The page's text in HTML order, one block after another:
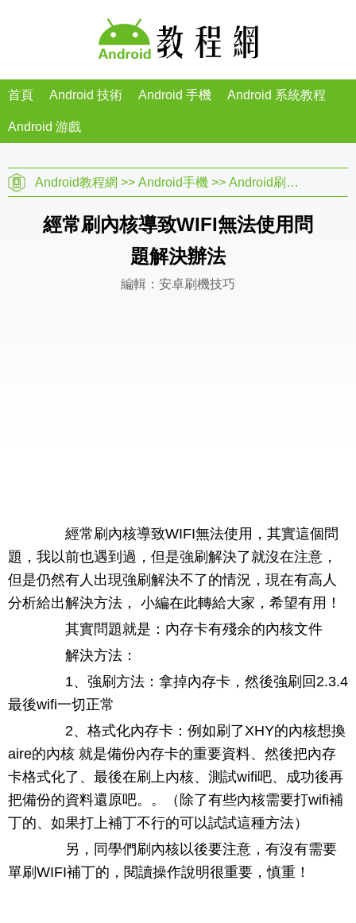
首頁 Android 技術 Android 手機 Android 系統教程
Android 游戲
Android教程網 >> Android手機 >> Android刷機教程
經常刷內核導致WIFI無法使用問
題解決辦法
編輯：安卓刷機技巧
經常刷內核導致WIFI無法使用，其實這個問
題，我以前也遇到過，但是強刷解決了就沒在注意，
但是仍然有人出現強刷解決不了的情況，現在有高人
分析給出解決方法， 小編在此轉給大家，希望有用！
其實問題就是：內存卡有殘余的內核文件
解決方法：
1、強刷方法：拿掉內存卡，然後強刷回2.3.4
最後wifi一切正常
2、格式化內存卡：例如刷了XHY的內核想換
aire的內核 就是備份內存卡的重要資料、然後把內存
卡格式化了、最後在刷上內核、測試wifi吧、成功後再
把備份的資料還原吧。。（除了有些內核需要打wifi補
丁的、如果打上補丁不行的可以試試這種方法）
另，同學們刷內核以後要注意，有沒有需要
單刷WIFI補丁的，閱讀操作說明很重要，慎重！